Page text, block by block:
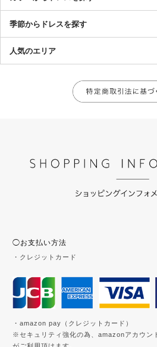
季節からドレスを探す
人気のエリア
◯お支払い方法
・クレジットカード
・amazon pay（クレジットカード）
※セキュリティ強化の為、amazonアカウン